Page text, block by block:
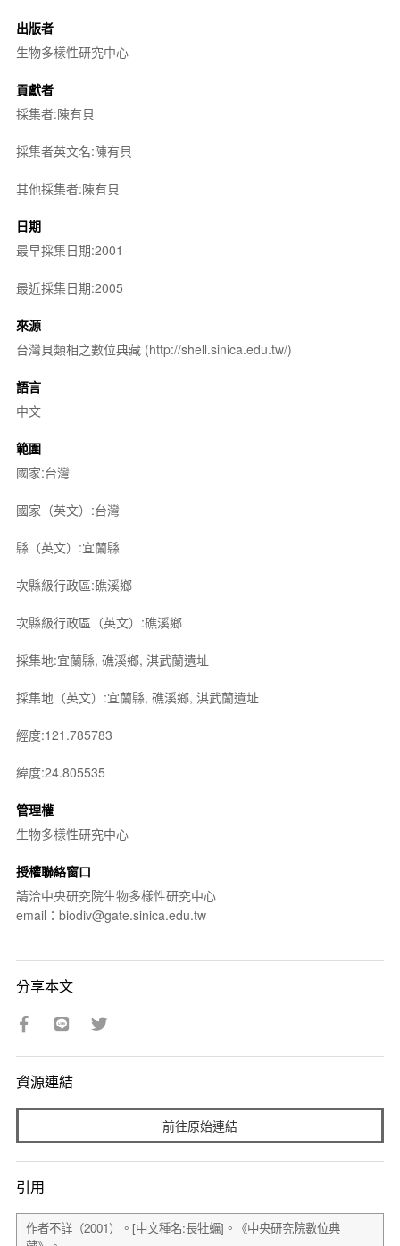
出版者
生物多樣性研究中心
貢獻者
採集者:陳有貝
採集者英文名:陳有貝
其他採集者:陳有貝
日期
最早採集日期:2001
最近採集日期:2005
來源
台灣貝類相之數位典藏 (http://shell.sinica.edu.tw/)
語言
中文
範圍
國家:台灣
國家（英文）:台灣
縣（英文）:宜蘭縣
次縣級行政區:礁溪鄉
次縣級行政區（英文）:礁溪鄉
採集地:宜蘭縣, 礁溪鄉, 淇武蘭遺址
採集地（英文）:宜蘭縣, 礁溪鄉, 淇武蘭遺址
經度:121.785783
緯度:24.805535
管理權
生物多樣性研究中心
授權聯絡窗口
請洽中央研究院生物多樣性研究中心
email：biodiv@gate.sinica.edu.tw
分享本文
資源連結
前往原始連結
引用